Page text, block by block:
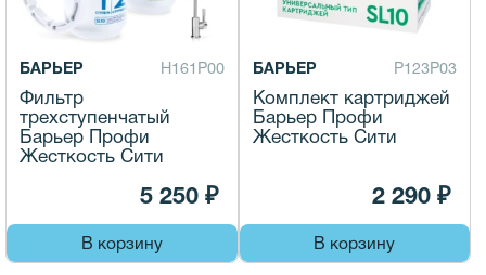
БАРЬЕР Н161Р00
Фильтр
трехступенчатый
Барьер Профи
Жесткость Сити
5 250 ₽
В корзину
БАРЬЕР Р123Р03
Комплект картриджей
Барьер Профи
Жесткость Сити
2 290 ₽
В корзину